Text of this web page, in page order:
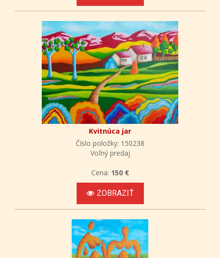
Kvitnúca jar
Číslo položky: 150238
Voľný predaj
Cena: 150 €
ZOBRAZIŤ